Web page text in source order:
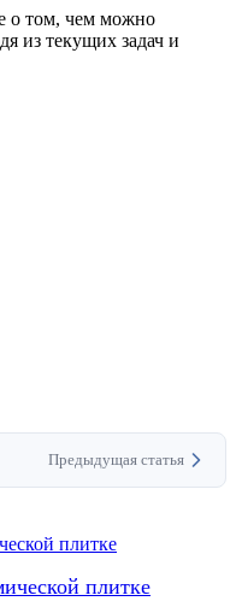
о том, чем можно
из текущих задач и
Предыдущая статья
плитке